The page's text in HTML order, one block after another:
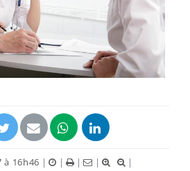
à 16h46 | | | |
|